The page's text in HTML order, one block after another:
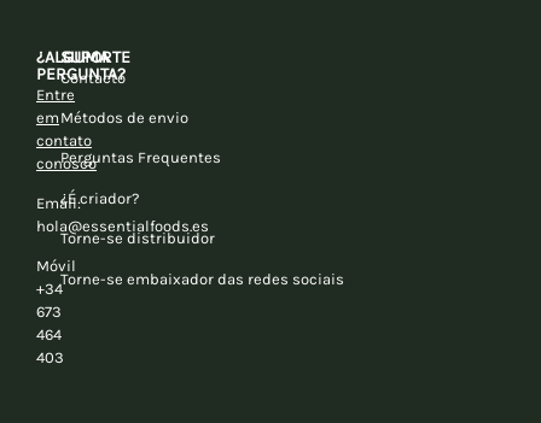
¿ALGUMA
PERGUNTA?
Entre
em
contato
conosco
Email:
hola@essentialfoods.es
Móvil
+34
673
464
403
SUPORTE
Contacto
Métodos de envio
Perguntas Frequentes
¿É criador?
Torne-se distribuidor
Torne-se embaixador das redes sociais